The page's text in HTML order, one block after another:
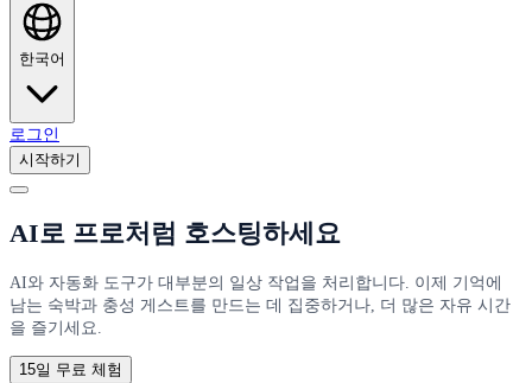
한국어
로그인
시작하기
AI로 프로처럼 호스팅하세요
AI와 자동화 도구가 대부분의 일상 작업을 처리합니다. 이제 기억에
남는 숙박과 충성 게스트를 만드는 데 집중하거나, 더 많은 자유 시간
을 즐기세요.
15일 무료 체험